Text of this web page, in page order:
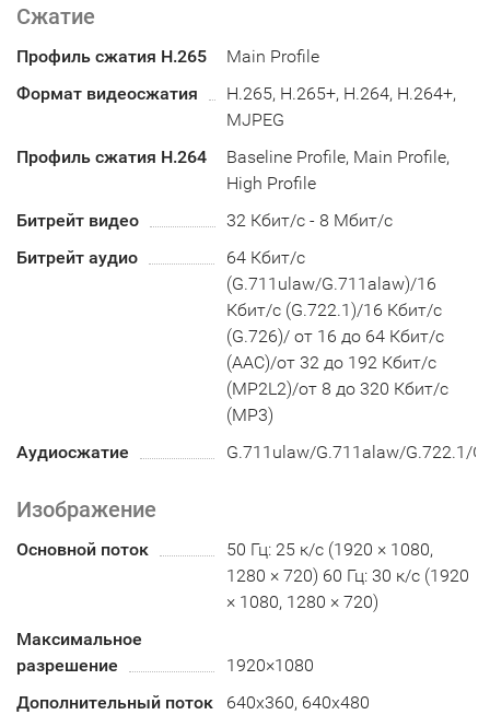
Сжатие
Профиль сжатия H.265
Main Profile
Формат видеосжатия
H.265, H.265+, H.264, H.264+,
MJPEG
Профиль сжатия H.264
Baseline Profile, Main Profile,
High Profile
Битрейт видео
32 Кбит/с - 8 Мбит/с
Битрейт аудио
64 Кбит/с
(G.711ulaw/G.711alaw)/16
Кбит/с (G.722.1)/16 Кбит/с
(G.726)/ от 16 до 64 Кбит/с
(AAC)/от 32 до 192 Кбит/с
(MP2L2)/от 8 до 320 Кбит/с
(MP3)
Аудиосжатие
G.711ulaw/G.711alaw/G.722.1/
Изображение
Основной поток
50 Гц: 25 к/с (1920 × 1080,
1280 × 720) 60 Гц: 30 к/с (1920
× 1080, 1280 × 720)
Максимальное
разрешение
1920×1080
Дополнительный поток
640x360, 640x480